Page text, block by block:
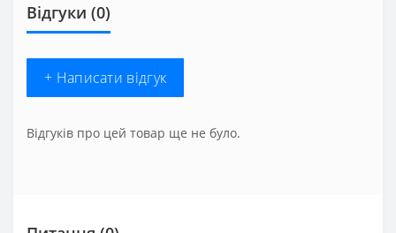
Відгуки (0)
+ Написати відгук
Відгуків про цей товар ще не було.